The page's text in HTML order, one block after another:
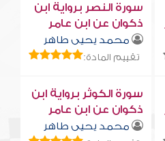
سورة النصر برواية ابن
ذكوان عن ابن عامر
محمد يحيى طاهر
تقييم المادة:
سورة الكوثر برواية ابن
ذكوان عن ابن عامر
محمد يحيى طاهر